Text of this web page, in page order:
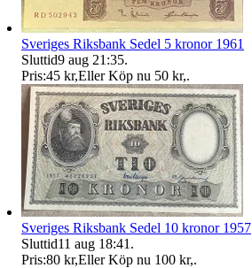
Sveriges Riksbank Sedel 5 kronor 1961
Sluttid9 aug 21:35.
Pris:45 kr,Eller Köp nu 50 kr,.
Sveriges Riksbank Sedel 10 kronor 1957
Sluttid11 aug 18:41 .
Pris:80 kr,Eller Köp nu 100 kr,.